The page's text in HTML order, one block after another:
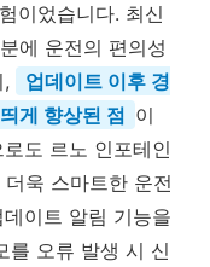
이었습니다. 최신
에 운전의 편의성
업데이트 이후 경
게 향상된 점 이
도 르노 인포테인
욱 스마트한 운전
이트 알림 기능을
를 오류 발생 시 신